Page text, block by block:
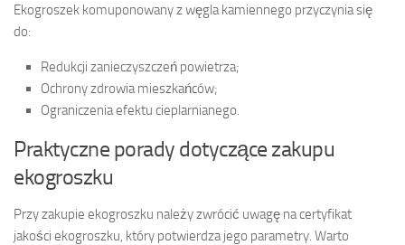
Ekogroszek komuponowany z węgla kamiennego przyczynia się
do:
Redukcji zanieczyszczeń powietrza;
Ochrony zdrowia mieszkańców;
Ograniczenia efektu cieplarnianego.
Praktyczne porady dotyczące zakupu
ekogroszku
Przy zakupie ekogroszku należy zwrócić uwagę na certyfikat
jakości ekogroszku, który potwierdza jego parametry. Warto